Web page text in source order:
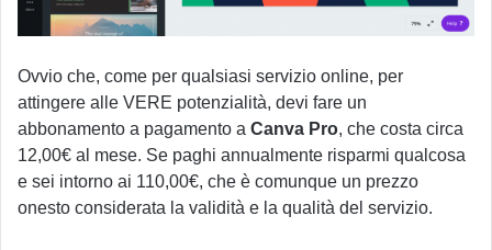
Ovvio che, come per qualsiasi servizio online, per
attingere alle VERE potenzialità, devi fare un
abbonamento a pagamento a Canva Pro, che costa circa
12,00€ al mese. Se paghi annualmente risparmi qualcosa
e sei intorno ai 110,00€, che è comunque un prezzo
onesto considerata la validità e la qualità del servizio.